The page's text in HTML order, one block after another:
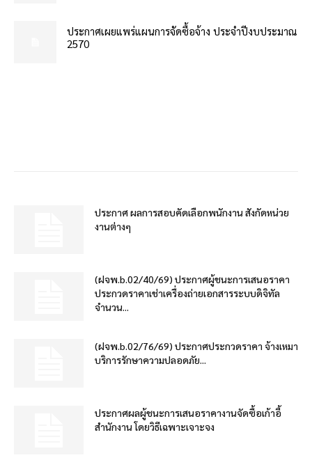
ประกาศเผยแพร่แผนการจัดซื้อจ้าง ประจำปีงบประมาณ
2570
ประกาศ ผลการสอบคัดเลือกพนักงาน สังกัดหน่วย
งานต่างๆ
(ฝจพ.b.02/40/69) ประกาศผู้ชนะการเสนอราคา
ประกวดราคาเช่าเครื่องถ่ายเอกสารระบบดิจิทัล
จำนวน...
(ฝจพ.b.02/76/69) ประกาศประกวดราคา จ้างเหมา
บริการรักษาความปลอดภัย...
ประกาศผลผู้ชนะการเสนอราคางานจัดซื้อเก้าอี้
สำนักงาน โดยวิธีเฉพาะเจาะจง